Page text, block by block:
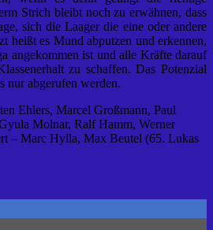
Strich bleibt noch zu erwähnen, dass
sich die Laager die eine oder andere
heißt es Mund abputzen und erkennen,
angekommen ist und alle Kräfte darauf
zu schaffen. Das Potenzial
nur abgerufen werden.
Ehlers, Marcel Großmann, Paul
Molnar, Ralf Hamm, Werner
– Marc Hylla, Max Beutel (65. Lukas